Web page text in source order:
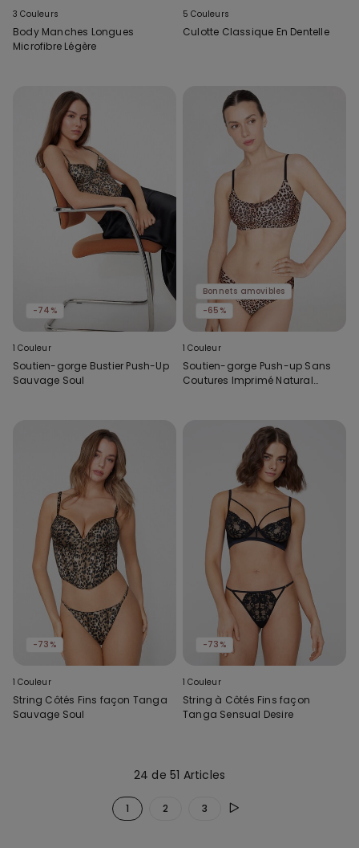
3 Couleurs
Body Manches Longues
Microfibre Légère
5 Couleurs
Culotte Classique En Dentelle
-74%
1 Couleur
Soutien-gorge Bustier Push-Up
Sauvage Soul
Bonnets amovibles
-65%
1 Couleur
Soutien-gorge Push-up Sans
Coutures Imprimé Natural
-73%
1 Couleur
String Côtés Fins façon Tanga
Sauvage Soul
-73%
1 Couleur
String à Côtés Fins façon
Tanga Sensual Desire
24 de 51 Articles
1 2 3